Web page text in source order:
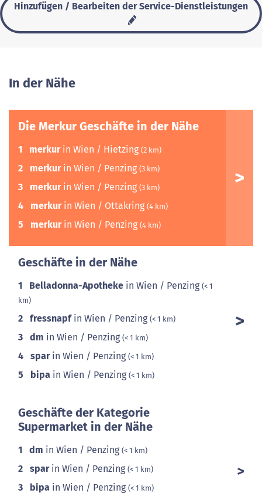
Hinzufügen / Bearbeiten der Service-Dienstleistungen
In der Nähe
Die Merkur Geschäfte in der Nähe
1 merkurin Wien / Hietzing (2 km)
2 merkurin Wien / Penzing (3 km)
3 merkurin Wien / Penzing (3 km)
4 merkurin Wien / Ottakring (4 km)
5 merkurin Wien / Penzing (4 km)
Geschäfte in der Nähe
1 Belladonna-Apotheke in Wien / Penzing (< 1
km)
2 fressnapfin Wien / Penzing (< 1 km)
3 dm in Wien / Penzing (< 1 km)
4 sparin Wien / Penzing (< 1 km)
5 bipa in Wien / Penzing (< 1 km)
Geschäfte der Kategorie
Supermarket in der Nähe
1 dm in Wien / Penzing (< 1 km)
2 sparin Wien / Penzing (< 1 km)
3 bipa in Wien / Penzing (< 1 km)